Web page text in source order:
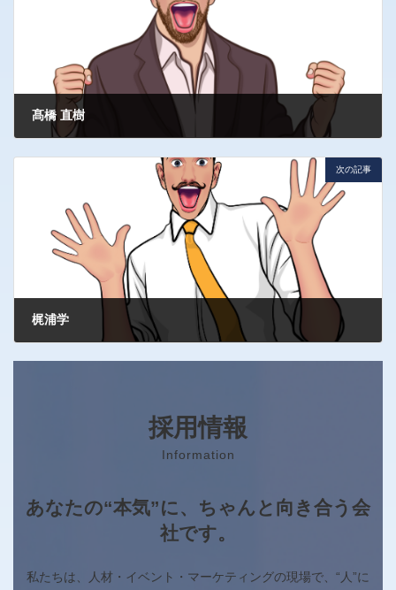
髙橋 直樹
次の記事
梶浦学
採用情報
Information
あなたの“本気”に、ちゃんと向き合う会
社です。
私たちは、人材・イベント・マーケティングの現場で、“人”に